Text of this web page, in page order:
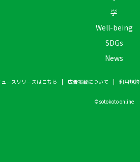
学
Well-being
SDGs
News
ースリリースはこちら 広告掲載について 利用規約
©sotokoto online